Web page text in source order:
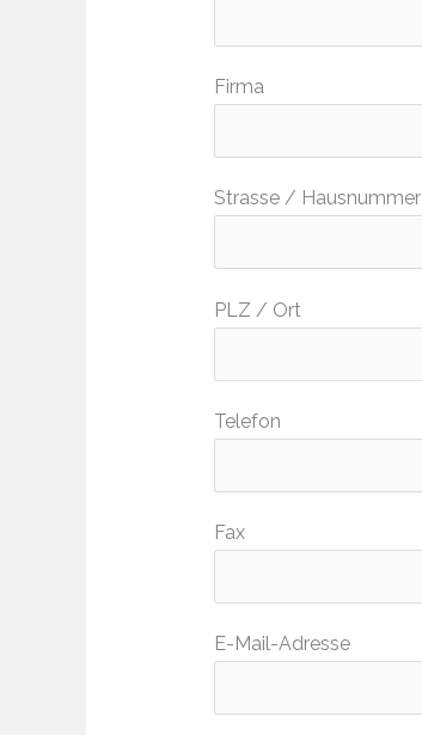
Firma
Strasse / Hausnummer
PLZ / Ort
Telefon
Fax
E-Mail-Adresse